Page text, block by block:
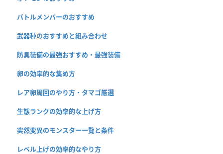
バトルメンバーのおすすめ
武器種のおすすめと組み合わせ
防具装備の最強おすすめ・最強装備
卵の効率的な集め方
レア卵周回のやり方・タマゴ厳選
生態ランクの効率的な上げ方
突然変異のモンスター一覧と条件
レベル上げの効率的なやり方